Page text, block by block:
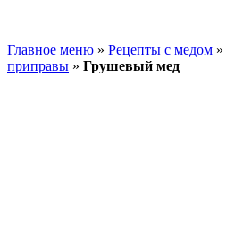
Главное меню » Рецепты с медом »
приправы » Грушевый мед